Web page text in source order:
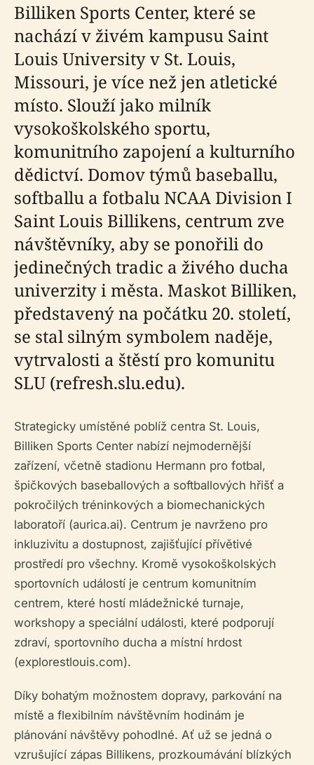
Billiken Sports Center, které se
nachází v živém kampusu Saint
Louis University v St. Louis,
Missouri, je více než jen atletické
místo. Slouží jako milník
vysokoškolského sportu,
komunitního zapojení a kulturního
dědictví. Domov týmů baseballu,
softballu a fotbalu NCAA Division I
Saint Louis Billikens, centrum zve
návštěvníky, aby se ponořili do
jedinečných tradic a živého ducha
univerzity i města. Maskot Billiken,
představený na počátku 20. století,
se stal silným symbolem naděje,
vytrvalosti a štěstí pro komunitu
SLU (refresh.slu.edu).
Strategicky umístěné poblíž centra St. Louis,
Billiken Sports Center nabízí nejmodernější
zařízení, včetně stadionu Hermann pro fotbal,
špičkových baseballových a softballových hřišť a
pokročilých tréninkových a biomechanických
laboratoří (aurica.ai). Centrum je navrženo pro
inkluzivitu a dostupnost, zajišťující přívětivé
prostředí pro všechny. Kromě vysokoškolských
sportovních událostí je centrum komunitním
centrem, které hostí mládežnické turnaje,
workshopy a speciální události, které podporují
zdraví, sportovního ducha a místní hrdost
(explorestlouis.com).
Díky bohatým možnostem dopravy, parkování na
místě a flexibilním návštěvním hodinám je
plánování návštěvy pohodlné. Ať už se jedná o
vzrušující zápas Billikens, prozkoumávání blízkých